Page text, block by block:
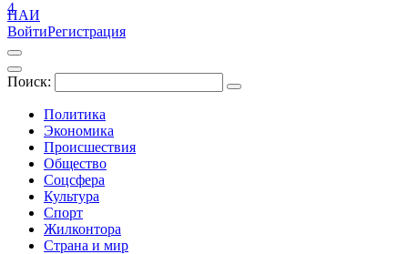
ПАИ
ВойтиРегистрация
Поиск:
Политика
Экономика
Происшествия
Общество
Соцсфера
Культура
Спорт
Жилконтора
Страна и мир
4